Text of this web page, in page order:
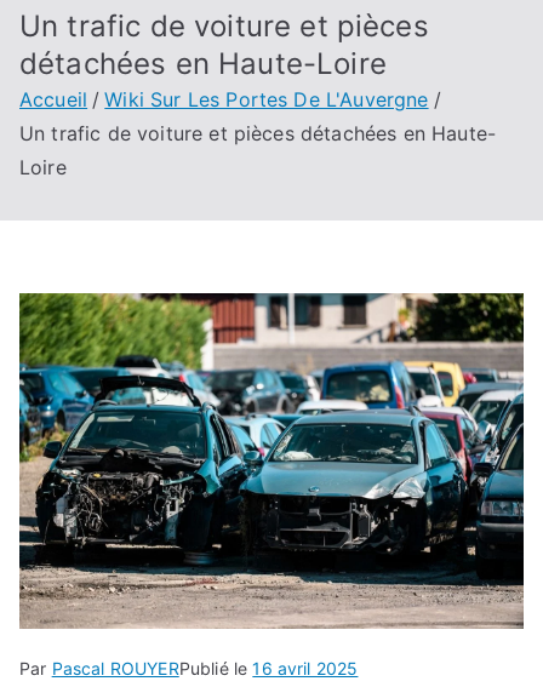
Un trafic de voiture et pièces
détachées en Haute-Loire
Accueil
Wiki Sur Les Portes De L'Auvergne
Un trafic de voiture et pièces détachées en Haute-
Loire
Par Pascal ROUYERPublié le16 avril 2025